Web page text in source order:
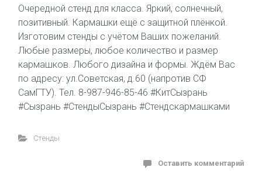
Очередной стенд для класса. Яркий, солнечный,
позитивный. Кармашки ещё с защитной плёнкой.
Изготовим стенды с учётом Ваших пожеланий.
Любые размеры, любое количество и размер
кармашков. Любого дизайна и формы. Ждём Вас
по адресу: ул.Советская, д.60 (напротив СФ
СамГТУ). Тел. 8-987-946-85-46 #КитСызрань
#Сызрань #СтендыСызрань #Стендскармашками
Стенды
Оставить комментарий